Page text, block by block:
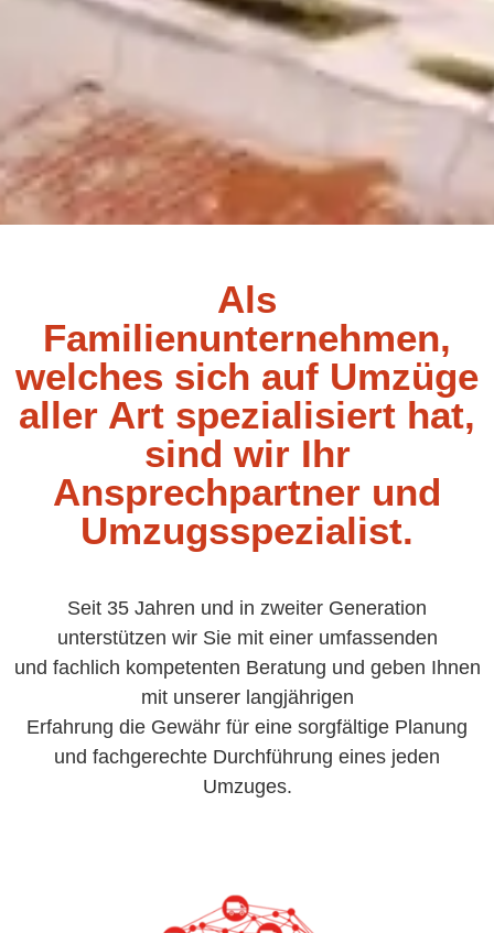
Als
Familienunternehmen,
welches sich auf Umzüge
aller Art spezialisiert hat,
sind wir Ihr
Ansprechpartner und
Umzugsspezialist.
Seit 35 Jahren und in zweiter Generation
unterstützen wir Sie mit einer umfassenden
und fachlich kompetenten Beratung und geben Ihnen
mit unserer langjährigen
Erfahrung die Gewähr für eine sorgfältige Planung
und fachgerechte Durchführung eines jeden
Umzuges.